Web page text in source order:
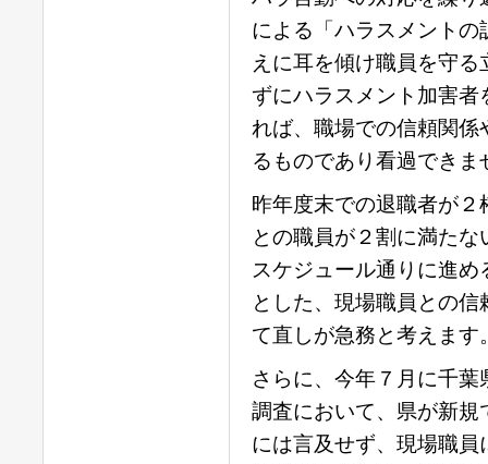
による「ハラスメント
えに耳を傾け職員を守
ずにハラスメント加害
れば、職場での信頼関
るものであり看過できま
昨年度末での退職者が
との職員が２割に満た
スケジュール通りに進
とした、現場職員との
て直しが急務と考えます
さらに、今年７月に千
調査において、県が新
には言及せず、現場職